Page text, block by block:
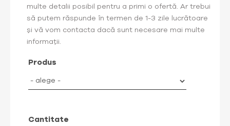
multe detalii posibil pentru a primi o ofertă. Ar trebui
să putem răspunde în termen de 1-3 zile lucrătoare
și vă vom contacta dacă sunt necesare mai multe
informații.
Produs
Cantitate